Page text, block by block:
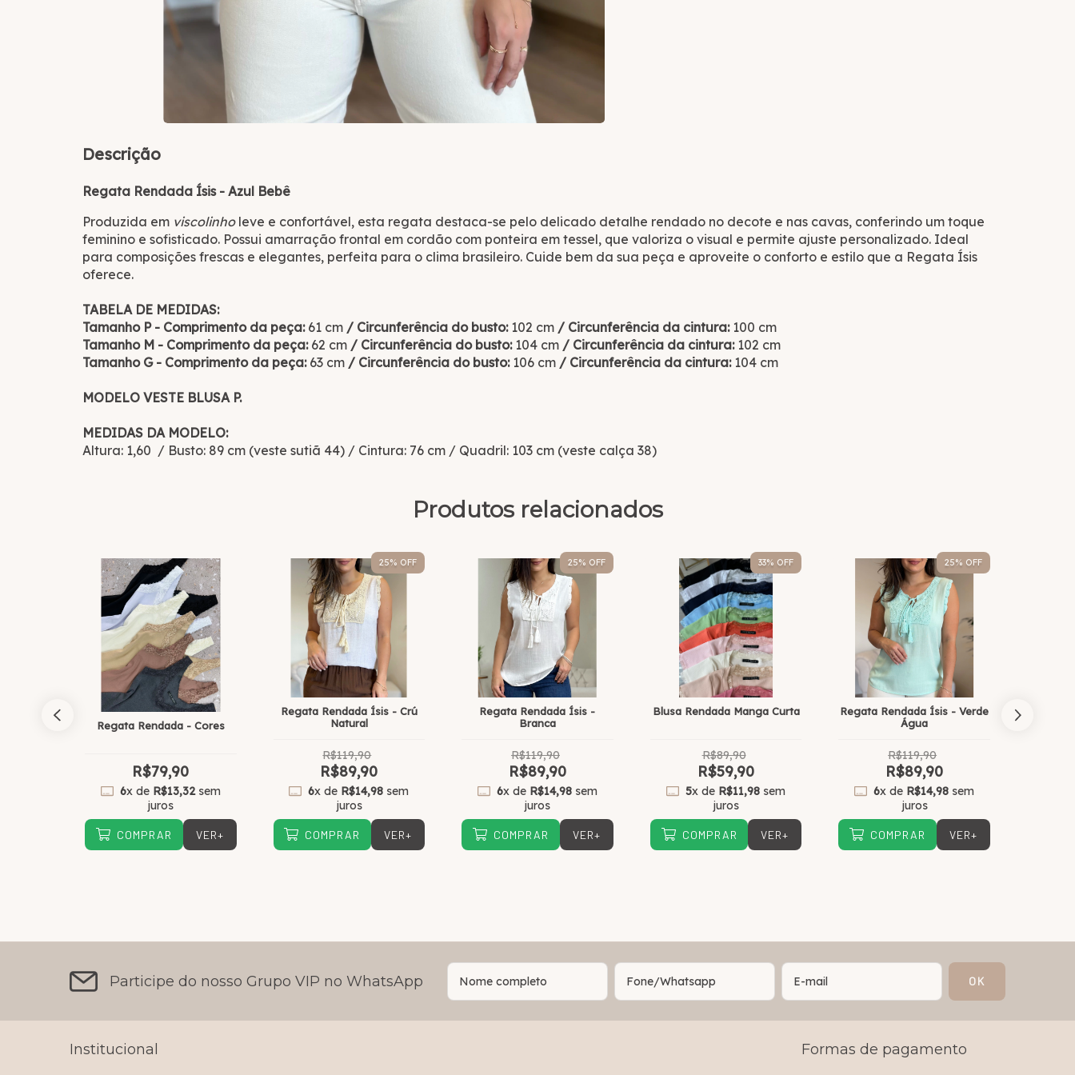
Descrição
Regata Rendada Ísis - Azul Bebê
Produzida em viscolinholeve e confortável, esta regata destaca-se pelo delicado detalhe rendado no decote e nas cavas, conferindo um toque
feminino e sofisticado. Possui amarração frontal em cordão com ponteira em tessel, que valoriza o visual e permite ajuste personalizado. Ideal
para composições frescas e elegantes, perfeita para o clima brasileiro. Cuide bem da sua peça e aproveite o conforto e estilo que a Regata Ísis
oferece.
TABELA DE MEDIDAS:
Tamanho P - Comprimento da peça:61 cm / Circunferência do busto: 102 cm / Circunferência da cintura: 100 cm
Tamanho M - Comprimento da peça: 62 cm / Circunferência do busto: 104 cm / Circunferência da cintura: 102 cm
Tamanho G - Comprimento da peça: 63 cm / Circunferência do busto: 106 cm / Circunferência da cintura: 104 cm
MODELO VESTE BLUSA P.
MEDIDAS DA MODELO:
Altura: 1,60 / Busto: 89 cm (veste sutiã 44) / Cintura: 76 cm / Quadril: 103 cm (veste calça 38)
Produtos relacionados
Regata Rendada - Cores
R$79,90
6x de R$13,32sem
juros
COMPRAR VER+
25% OFF
Regata Rendada Ísis - Crú
Natural
R$119,90
R$89,90
6x de R$14,98 sem
juros
COMPRAR VER+
25% OFF
Regata Rendada Ísis -
Branca
R$119,90
R$89,90
6x de R$14,98sem
juros
COMPRAR VER+
33% OFF
Blusa Rendada Manga Curta
R$89,90
R$59,90
5x de R$11,98sem
juros
COMPRAR VER+
25% OFF
Regata Rendada Ísis - Verde
Água
R$119,90
R$89,90
6x de R$14,98 sem
juros
COMPRAR VER+
Participe do nosso Grupo VIP no WhatsApp
Institucional Formas de pagamento